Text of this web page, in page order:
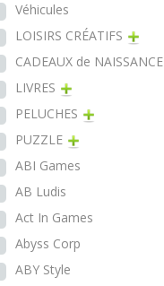
Véhicules
LOISIRS CRÉATIFS
CADEAUX de NAISSANCE
LIVRES
PELUCHES
PUZZLE
ABI Games
AB Ludis
Act In Games
Abyss Corp
ABY Style